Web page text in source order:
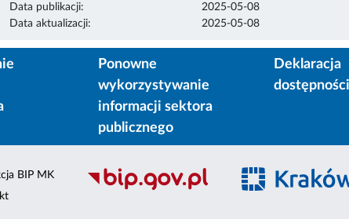
Data publikacji:
2025-05-08
Data aktualizacji:
2025-05-08
Ponowne
wykorzystywanie
informacji sektora
publicznego
Deklaracja
dostępności
BIP MK